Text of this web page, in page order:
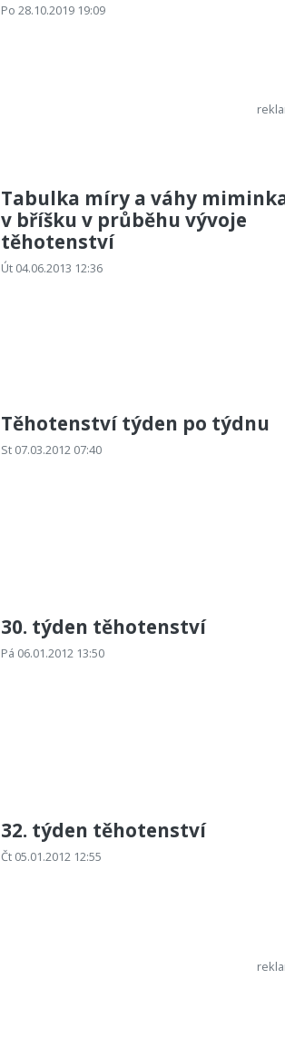
Po 28.10.2019 19:09
Tabulka míry a váhy
v bříšku v průběhu vývoje
těhotenství
Út 04.06.2013 12:36
Těhotenství týden po týdnu
St 07.03.2012 07:40
30. týden těhotenství
Pá 06.01.2012 13:50
32. týden těhotenství
Čt 05.01.2012 12:55